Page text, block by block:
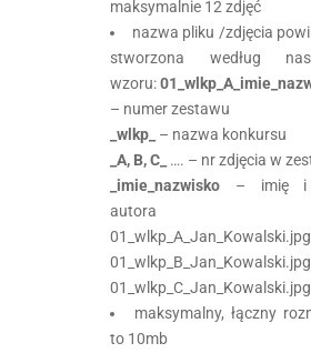
maksymalnie 12 zdjęć
nazwa pliku /zdjęcia
stworzona według
wzoru:
– numer zestawu
_wlkp_
– nazwa konkursu
_A, B, C_
…. – nr zdjęcia w
_imie_nazwisko – imię i
01_wlkp_C_Jan_Kowalski.jpg
maksymalny, łączny
to 10mb